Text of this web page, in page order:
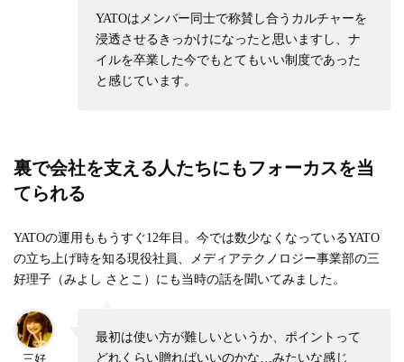
YATOはメンバー同士で称賛し合うカルチャーを
浸透させるきっかけになったと思いますし、ナ
イルを卒業した今でもとてもいい制度であった
と感じています。
裏で会社を支える人たちにもフォーカスを当
てられる
YATOの運用ももうすぐ12年目。今では数少なくなっているYATO
の立ち上げ時を知る現役社員、メディアテクノロジー事業部の三
好理子（みよし さとこ）にも当時の話を聞いてみました。
三好
最初は使い方が難しいというか、ポイントって
どれくらい贈ればいいのかな…みたいな感じ